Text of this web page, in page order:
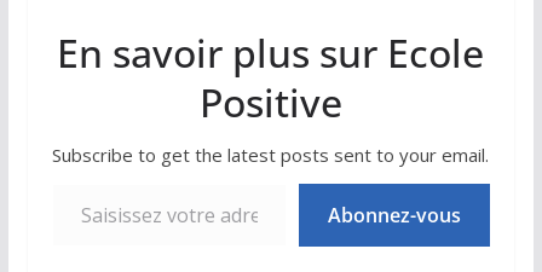
En savoir plus sur Ecole
Positive
Subscribe to get the latest posts sent to your email.
Abonnez-vous